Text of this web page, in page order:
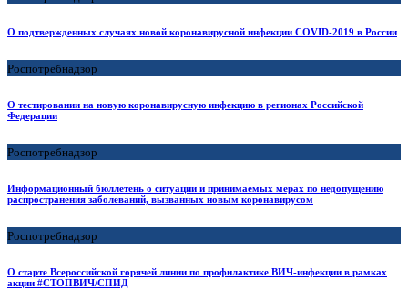
О подтвержденных случаях новой коронавирусной инфекции COVID-2019 в России
Роспотребнадзор
О тестировании на новую коронавирусную инфекцию в регионах Российской
Федерации
Роспотребнадзор
Информационный бюллетень о ситуации и принимаемых мерах по недопущению
распространения заболеваний, вызванных новым коронавирусом
Роспотребнадзор
О старте Всероссийской горячей линии по профилактике ВИЧ-инфекции в рамках
акции #СТОПВИЧ/СПИД